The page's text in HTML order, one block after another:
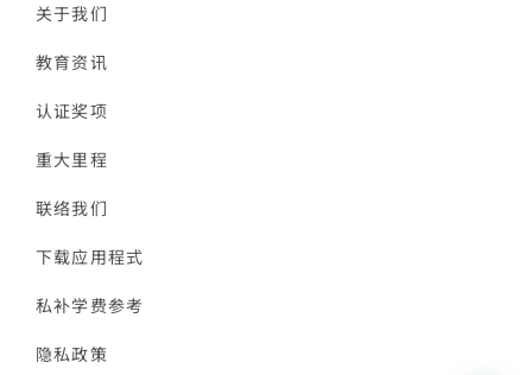
关于我们
教育资讯
认证奖项
重大里程
联络我们
下载应用程式
私补学费参考
隐私政策